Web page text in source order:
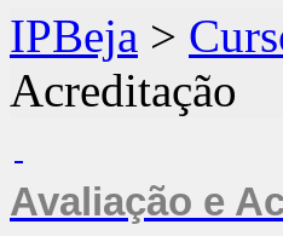
IPBeja >
Acreditação
Avaliação e